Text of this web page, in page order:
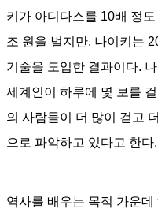
키가 아디다스를 10배 정
조 원을 벌지만, 나이키는
기술을 도입한 결과이다.
세계인이 하루에 몇 보를 걸
의 사람들이 더 많이 걷고
으로 파악하고 있다고 한다.
역사를 배우는 목적 가운